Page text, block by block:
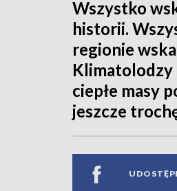
Wszystko
historii.
regionie
Klimatolodzy
ciepłe masy
jeszcze